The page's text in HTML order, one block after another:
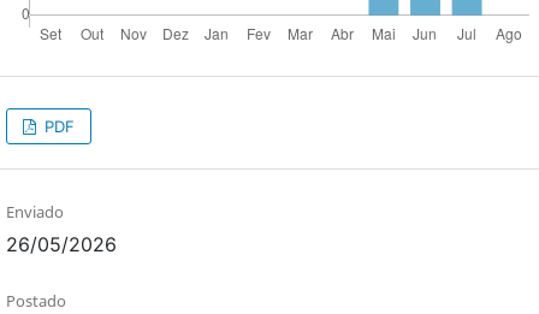
PDF
Enviado
26/05/2026
Postado